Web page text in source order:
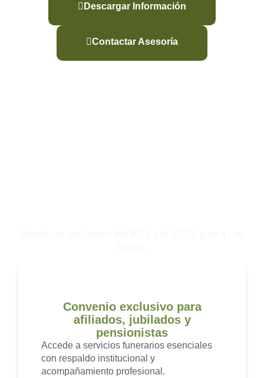
Descargar Información
Contactar Asesoría
Convenio exclusivo para
afiliados, jubilados y
pensionistas
Accede a servicios funerarios esenciales
con respaldo institucional y
acompañamiento profesional.